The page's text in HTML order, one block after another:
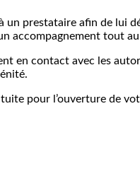
prestataire afin de lui
accompagnement tout
en contact avec les
pour l’ouverture de